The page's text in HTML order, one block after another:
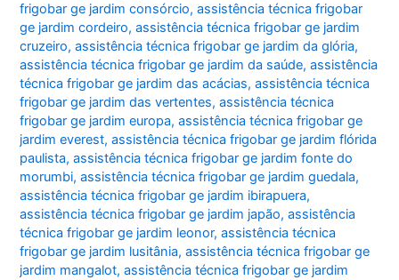
frigobar ge jardim consórcio,assistência técnica frigobar
ge jardim cordeiro,assistência técnica frigobar ge jardim
cruzeiro,assistência técnica frigobar ge jardim da glória,
assistência técnica frigobar ge jardim da saúde,assistência
técnica frigobar ge jardim das acácias,assistência técnica
frigobar ge jardim das vertentes,assistência técnica
frigobar ge jardim europa,assistência técnica frigobar ge
jardim everest,assistência técnica frigobar ge jardim flórida
paulista,assistência técnica frigobar ge jardim fonte do
morumbi,assistência técnica frigobar ge jardim guedala,
assistência técnica frigobar ge jardim ibirapuera,
assistência técnica frigobar ge jardim japão,assistência
técnica frigobar ge jardim leonor,assistência técnica
frigobar ge jardim lusitânia,assistência técnica frigobar ge
jardim mangalot,assistência técnica frigobar ge jardim